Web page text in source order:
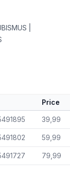
|
Price
39,99
59,99
79,99